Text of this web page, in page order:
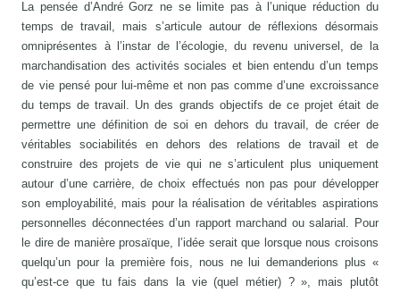
La pensée d’André Gorz ne se limite pas à l’unique réduction du
temps de travail, mais s’articule autour de réflexions désormais
omniprésentes à l’instar de l’écologie, du revenu universel, de la
marchandisation des activités sociales et bien entendu d’un temps
de vie pensé pour lui-même et non pas comme d’une excroissance
du temps de travail. Un des grands objectifs de ce projet était de
permettre une définition de soi en dehors du travail, de créer de
véritables sociabilités en dehors des relations de travail et de
construire des projets de vie qui ne s’articulent plus uniquement
autour d’une carrière, de choix effectués non pas pour développer
son employabilité, mais pour la réalisation de véritables aspirations
personnelles déconnectées d’un rapport marchand ou salarial. Pour
le dire de manière prosaïque, l’idée serait que lorsque nous croisons
quelqu’un pour la première fois, nous ne lui demanderions plus «
qu’est-ce que tu fais dans la vie (quel métier) ? », mais plutôt